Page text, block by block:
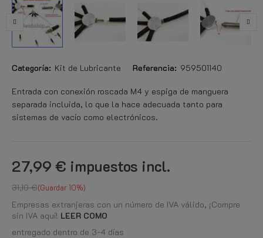
Categoría: Kit de Lubricante Referencia: 959501140
Entrada con conexión roscada M4 y espiga de manguera
separada incluida, lo que la hace adecuada tanto para
sistemas de vacío como electrónicos.
27,99 € impuestos incl.
31,10 € Guardar 10%
Empresas extranjeras con un número de IVA válido, ¡Compre
sin IVA aquí! LEER COMO
entregado dentro de 3-4 días